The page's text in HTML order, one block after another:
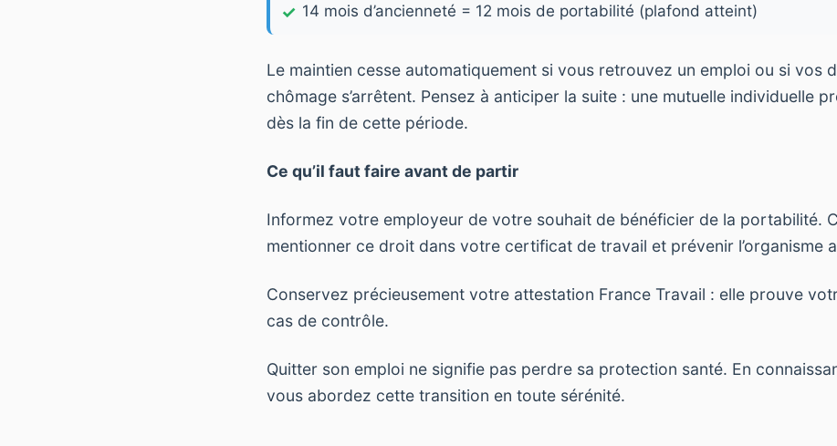
14 mois d’ancienneté = 12 mois de portabilité (plafond atteint)
Le maintien cesse automatiquement si vous retrouvez un emploi ou si vos
chômage s’arrêtent. Pensez à anticiper la suite : une mutuelle individuelle
dès la fin de cette période.
Ce qu’il faut faire avant de partir
Informez votre employeur de votre souhait de bénéficier de la portabilité.
mentionner ce droit dans votre certificat de travail et prévenir l’organisme
Conservez précieusement votre attestation France Travail : elle prouve
cas de contrôle.
Quitter son emploi ne signifie pas perdre sa protection santé. En
vous abordez cette transition en toute sérénité.